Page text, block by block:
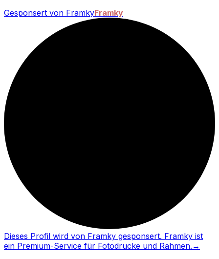
Gesponsert von FramkyFramky
Dieses Profil wird von Framky gesponsert. Framky ist
ein Premium-Service für Fotodrucke und Rahmen. →